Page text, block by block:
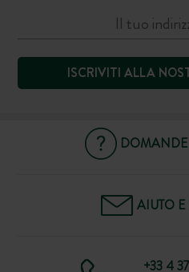
ISCRIVITI ALLA
AIUTO E
+33 4